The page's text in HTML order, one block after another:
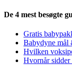
De 4 mest besøgte
Gratis
Babydyne mål
Hvilken
Hvornår sidder